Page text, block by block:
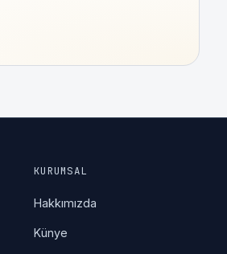
KURUMSAL
Hakkımızda
Künye